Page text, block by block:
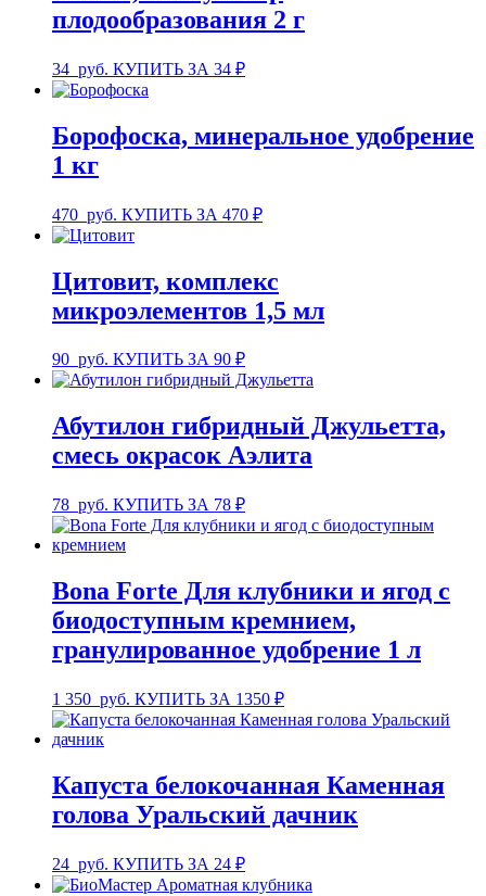
плодообразования 2 г
34 руб. КУПИТЬ ЗА 34 ₽
Борофоска, минеральное удобрение
1 кг
470 руб. КУПИТЬ ЗА 470 ₽
Цитовит, комплекс
микроэлементов 1,5 мл
90 руб. КУПИТЬ ЗА 90 ₽
Абутилон гибридный Джульетта,
смесь окрасок Аэлита
78 руб. КУПИТЬ ЗА 78 ₽
Bona Forte Для клубники и ягод c
биодоступным кремнием,
гранулированное удобрение 1 л
1 350 руб. КУПИТЬ ЗА 1350 ₽
Капуста белокочанная Каменная
голова Уральский дачник
24 руб. КУПИТЬ ЗА 24 ₽